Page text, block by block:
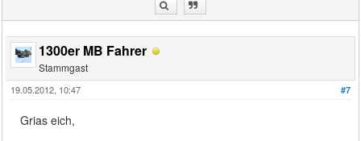
1300er MB Fahrer
Stammgast
#7
19.05.2012, 10:47
Grias eich,